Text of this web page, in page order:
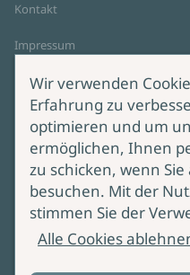
Kontakt
Impressum
Cookie-Einstellungen
AGB Online Shop
Service
Lieferung & Versand
Wir verwenden
Erfahrung zu
optimieren und um
ermöglichen, Ihnen
zu schicken, wenn
besuchen. Mit der
stimmen Sie der
Alle Cookies